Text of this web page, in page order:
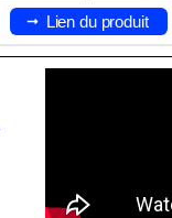
Lien du produit